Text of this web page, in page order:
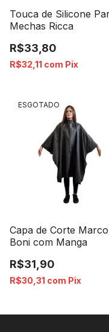
Touca de Silicone
Mechas Ricca
R$33,80
R$32,11 com Pix
ESGOTADO
Capa de Corte Marco
Boni com Manga
R$31,90
R$30,31 com Pix